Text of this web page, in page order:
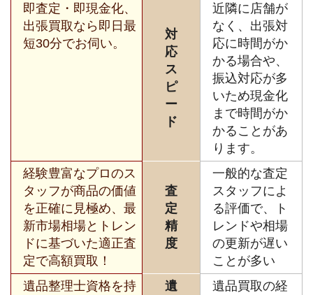
即査定・即現金化、
出張買取なら即日最
短30分でお伺い。
対
応
ス
ピ
ー
ド
近隣に店舗が
なく、出張対
応に時間がか
かる場合や、
振込対応が多
いため現金化
まで時間がか
かることがあ
ります。
経験豊富なプロのス
タッフが商品の価値
を正確に見極め、最
新市場相場とトレン
ドに基づいた適正査
定で高額買取！
査
定
精
度
一般的な査定
スタッフによ
る評価で、ト
レンドや相場
の更新が遅い
ことが多い
遺品整理士資格を持
遺
遺品買取の経